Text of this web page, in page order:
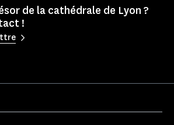
de la cathédrale de Lyon ?
!